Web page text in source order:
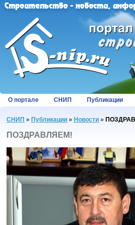
О портале СНИП Публикации
СНИП » Публикации » Новости »
ПОЗДРАВЛЯЕМ!